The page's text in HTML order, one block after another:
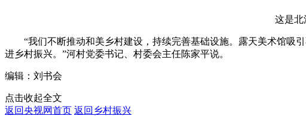
这是北流
“我们不断推动和美乡村建设，持续完善基础设施。露天美术馆吸引
进乡村振兴。”河村党委书记、村委会主任陈家平说。
编辑：刘书会
点击收起全文
返回央视网首页 返回乡村振兴